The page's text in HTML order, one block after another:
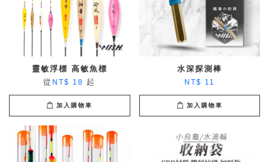
靈敏浮標 高敏魚標
從 NT$ 18 起
加入購物車
水深探測棒
NT$ 11
加入購物車